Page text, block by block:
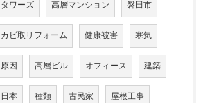
タワーズ 高層マンション 磐田市
カビ取リフォーム 健康被害 寒気
原因 高層ビル オフィース 建築
日本 種類 古民家 屋根工事